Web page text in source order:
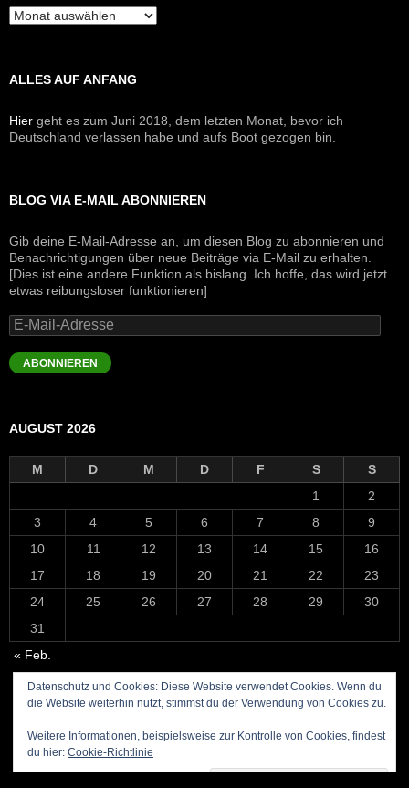
Archive
ALLES AUF ANFANG
Hier geht es zum Juni 2018, dem letzten Monat, bevor ich
Deutschland verlassen habe und aufs Boot gezogen bin.
BLOG VIA E-MAIL ABONNIEREN
Gib deine E-Mail-Adresse an, um diesen Blog zu abonnieren und
Benachrichtigungen über neue Beiträge via E-Mail zu erhalten.
[Dies ist eine andere Funktion als bislang. Ich hoffe, das wird jetzt
etwas reibungsloser funktionieren]
E-
Mail-
Adresse
ABONNIEREN
AUGUST 2026
M D M D F S
S
1
2
3
4 5 6 7 8
9
10
11 12 13 14 15
16
17
18 19 20 21 22
23
24
25 26 27 28 29
30
31
« Feb.
Datenschutz und Cookies: Diese Website verwendet Cookies. Wenn du
die Website weiterhin nutzt, stimmst du der Verwendung von Cookies zu.
Weitere Informationen, beispielsweise zur Kontrolle von Cookies, findest
du hier: Cookie-Richtlinie